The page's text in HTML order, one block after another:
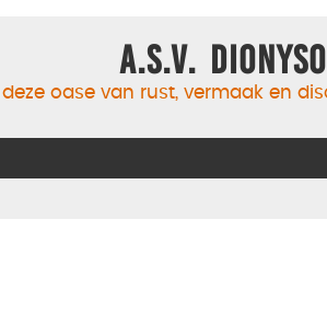
A.S.V.
oase van rust, vermaak en